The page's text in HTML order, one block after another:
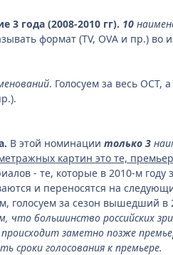
3 года (2008-2010 гг). 10
формат (TV, OVА и пр.) во
. Голосуем за весь ОСТ,
В этой номинации только 3
картин это те,
- те, которые в 2010-м
и переносятся на
голосуем за сезон вышедший в
что большинство российских
происходит заметно позже
сроки голосования к премьере.